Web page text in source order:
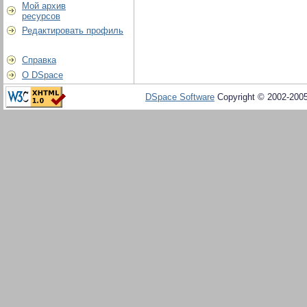
Мой архив
ресурсов
Редактировать профиль
Справка
О DSpace
DSpace Software Copyright © 2002-